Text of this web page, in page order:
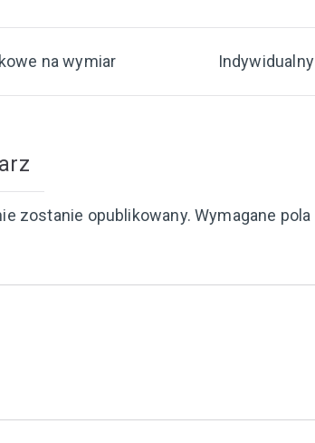
na wymiar
zostanie opublikowany. Wymagane